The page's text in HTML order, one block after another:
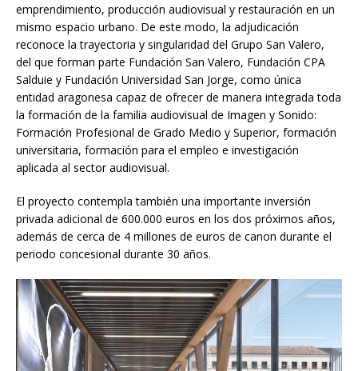
emprendimiento, producción audiovisual y restauración en un
mismo espacio urbano. De este modo, la adjudicación
reconoce la trayectoria y singularidad del Grupo San Valero,
del que forman parte Fundación San Valero, Fundación CPA
Salduie y Fundación Universidad San Jorge, como única
entidad aragonesa capaz de ofrecer de manera integrada toda
la formación de la familia audiovisual de Imagen y Sonido:
Formación Profesional de Grado Medio y Superior, formación
universitaria, formación para el empleo e investigación
aplicada al sector audiovisual.
El proyecto contempla también una importante inversión
privada adicional de 600.000 euros en los dos próximos años,
además de cerca de 4 millones de euros de canon durante el
periodo concesional durante 30 años.